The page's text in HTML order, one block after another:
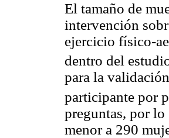
El tamaño de
intervención
ejercicio físico-
dentro del
para la
participante por
preguntas, por lo
menor a 290